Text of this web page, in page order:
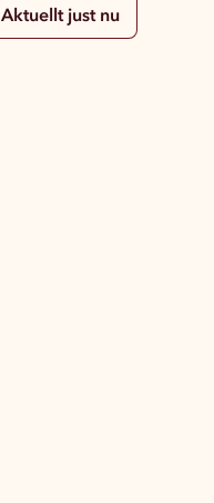
Aktuellt just nu